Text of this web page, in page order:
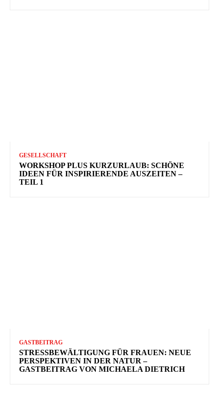
GESELLSCHAFT
WORKSHOP PLUS KURZURLAUB: SCHÖNE
IDEEN FÜR INSPIRIERENDE AUSZEITEN –
TEIL 1
GASTBEITRAG
STRESSBEWÄLTIGUNG FÜR FRAUEN: NEUE
PERSPEKTIVEN IN DER NATUR –
GASTBEITRAG VON MICHAELA DIETRICH